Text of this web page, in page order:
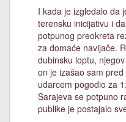
I kada je izgledalo da
terensku inicijativu i
potpunog preokreta
za domaće navijače.
dubinsku loptu,
on je izašao sam
udarcem pogodio za
Sarajeva se potpuno
publike je postajalo